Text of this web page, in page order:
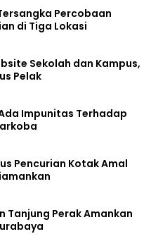
Percobaan
di Tiga Lokasi
Sekolah dan Kampus,
Pelak
Impunitas Terhadap
Pencurian Kotak Amal
Tanjung Perak Amankan